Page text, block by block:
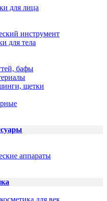
для лица
инструмент
для тела
бафы
щетки
аппараты